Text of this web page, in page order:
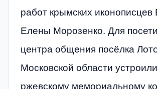
работ крымских иконописцев
Елены Морозенко. Для
центра общения посёлка
Московской области
ржевскому мемориальному